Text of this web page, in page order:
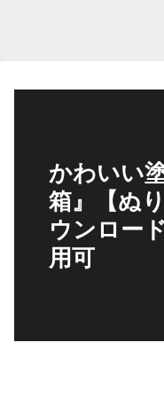
かわいい
箱』【ぬ
ウンロー
用可